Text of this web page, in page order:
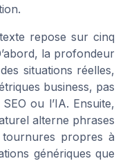
repose sur cinq
la profondeur
situations réelles,
business, pas
ou l’IA. Ensuite,
alterne phrases
propres à
génériques que